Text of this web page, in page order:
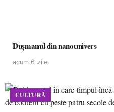
Dușmanul din nanounivers
acum 6 zile
CULTURĂ